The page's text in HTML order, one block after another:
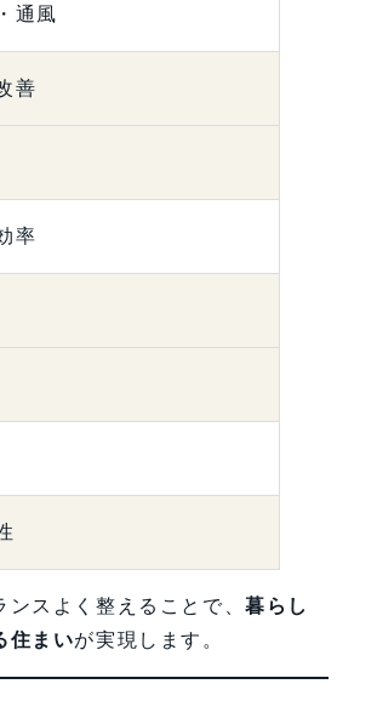
通風
善
率
ンスよく整えることで、暮らし
住まいが実現します。